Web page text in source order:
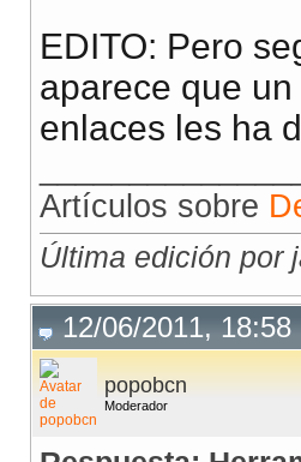
EDITO: Pero
aparece que
enlaces les ha
Artículos sobre
Última edición por
12/06/2011, 18:58
popobcn
Moderador